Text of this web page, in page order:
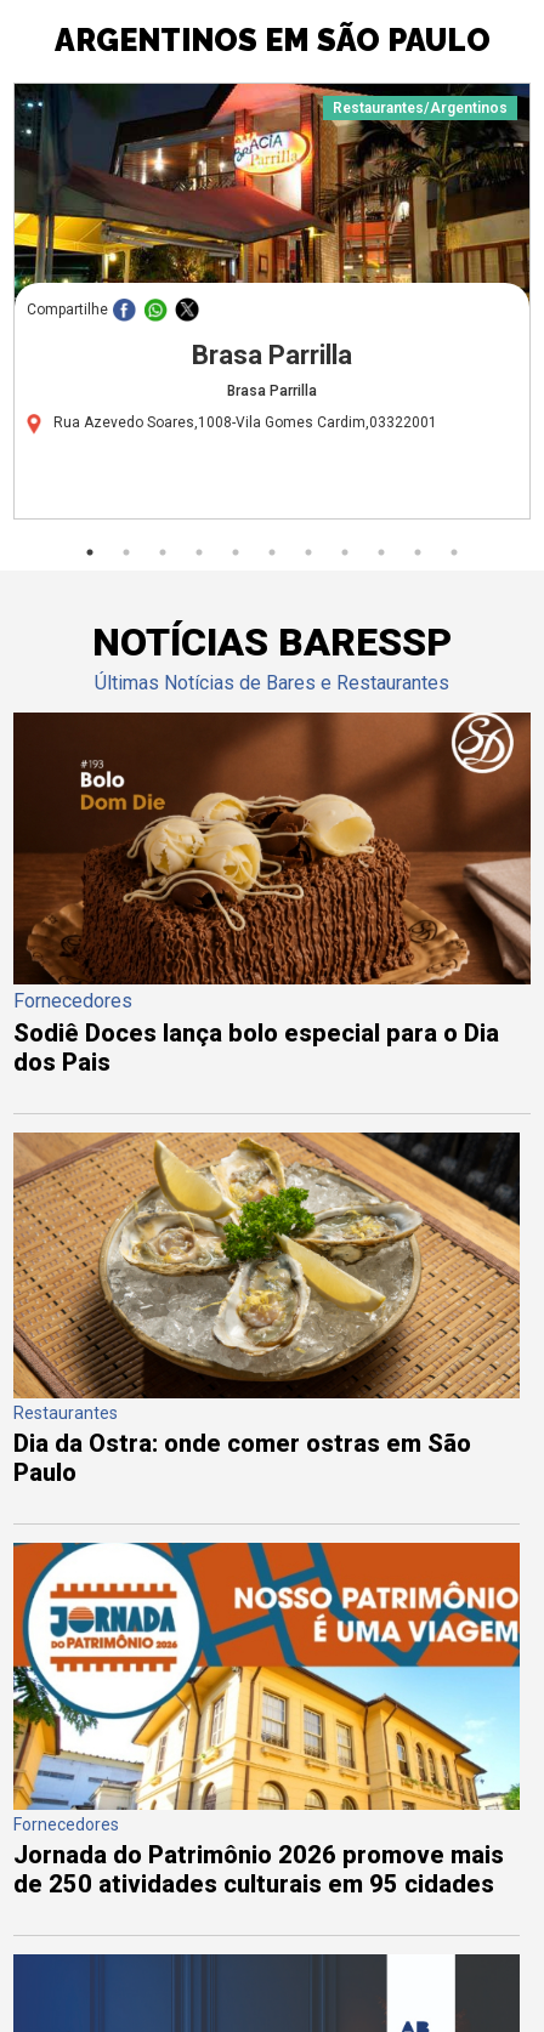
ARGENTINOS EM SÃO PAULO
Restaurantes/Argentinos
Compartilhe
Brasa Parrilla
Brasa Parrilla
Rua Azevedo Soares,1008-Vila Gomes Cardim,03322001
NOTÍCIAS BARESSP
Últimas Notícias de Bares e Restaurantes
Fornecedores
Sodiê Doces lança bolo especial para o Dia
dos Pais
Restaurantes
Dia da Ostra: onde comer ostras em São
Paulo
Fornecedores
Jornada do Patrimônio 2026 promove mais
de 250 atividades culturais em 95 cidades